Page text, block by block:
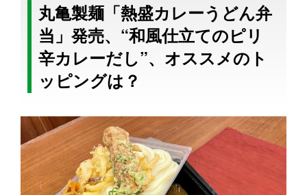
丸亀製麺「熱盛カレーうどん弁
当」発売、“和風仕立てのピリ
辛カレーだし”、オススメのト
ッピングは？